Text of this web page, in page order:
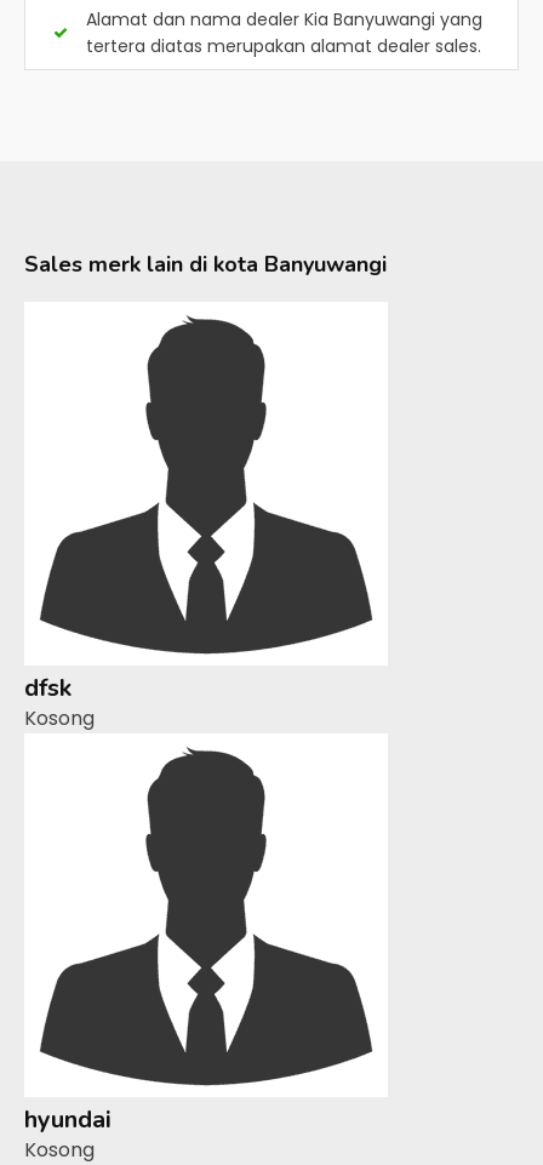
Alamat dan nama dealer Kia Banyuwangi yang
tertera diatas merupakan alamat dealer sales.
Sales merk lain di kota Banyuwangi
dfsk
Kosong
hyundai
Kosong